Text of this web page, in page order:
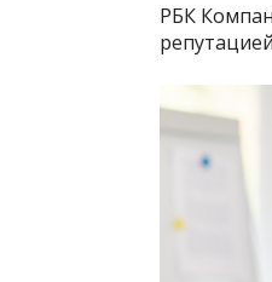
РБК